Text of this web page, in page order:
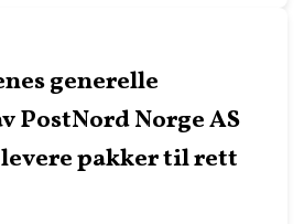
generelle
PostNord Norge AS
pakker til rett